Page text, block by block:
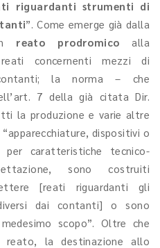
riguardanti strumenti di
”. Come emerge già dalla
reato prodromico alla
concernenti mezzi di
la norma – che
7 della già citata Dir.
la produzione e varie altre
dispositivi o
per caratteristiche tecnico-
sono costruiti
[reati riguardanti gli
dai contanti] o sono
scopo”. Oltre che
reato, la destinazione allo